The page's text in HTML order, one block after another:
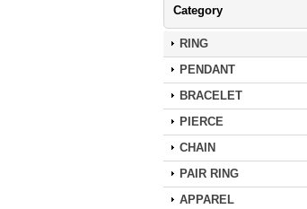
Category
RING
PENDANT
BRACELET
PIERCE
CHAIN
PAIR RING
APPAREL